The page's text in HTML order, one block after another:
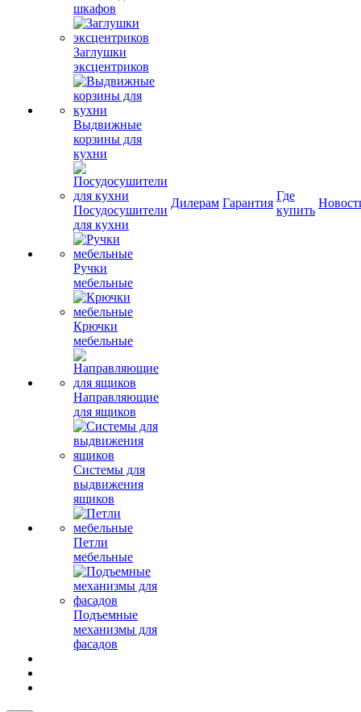
шкафов
Заглушки
эксцентриков
Выдвижные
корзины для
кухни
Посудосушители
для кухни
Ручки
мебельные
Крючки
мебельные
Направляющие
для ящиков
Системы для
выдвижения
ящиков
Петли
мебельные
Подъемные
механизмы для
фасадов
Дилерам Гарантия
Где
купить